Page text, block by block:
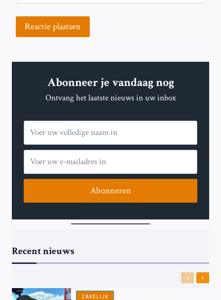
Abonneer je vandaag nog
Ontvang het laatste nieuws in uw inbox
Abonneren
Recent nieuws
Previous
Next
ZAKELIJK